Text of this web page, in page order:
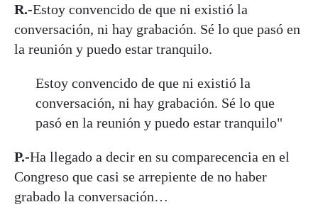
R.-Estoy convencido de que ni existió la
conversación, ni hay grabación. Sé lo que pasó en
la reunión y puedo estar tranquilo.
Estoy convencido de que ni existió la
conversación, ni hay grabación. Sé lo que
pasó en la reunión y puedo estar tranquilo"
P.-Ha llegado a decir en su comparecencia en el
Congreso que casi se arrepiente de no haber
grabado la conversación…